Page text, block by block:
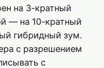
на 3-кратный
— на 10-кратный
гибридный зум.
с разрешением
с